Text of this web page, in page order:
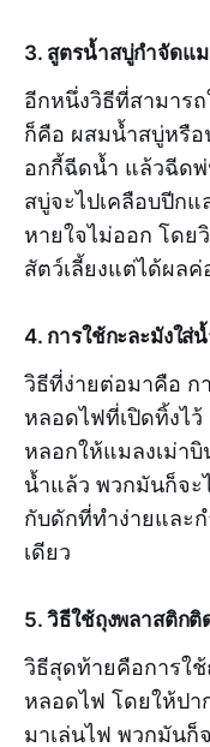
3. สูตรน้ำสบู่กำจัดแ
อีกหนึ่งวิธีที่สามาร
ก็คือ ผสมน้ำสบู่หรือ
อกกี้ฉีดน้ำ แล้วฉีดพ่
สบู่จะไปเคลือบปีก
หายใจไม่ออก โดย
สัตว์เลี้ยงแต่ได้ผล
4. การใช้กะละมังใส่
วิธีที่ง่ายต่อมาคือ ก
หลอดไฟที่เปิดทิ้งไ
หลอกให้แมลงเม่าบิ
น้ำแล้ว พวกมันก็จะ
กับดักที่ทำง่ายและ
เดียว
5. วิธีใช้ถุงพลาสติก
วิธีสุดท้ายคือการใ
หลอดไฟ โดยให้ปา
มาเล่นไฟ พวกมันก็